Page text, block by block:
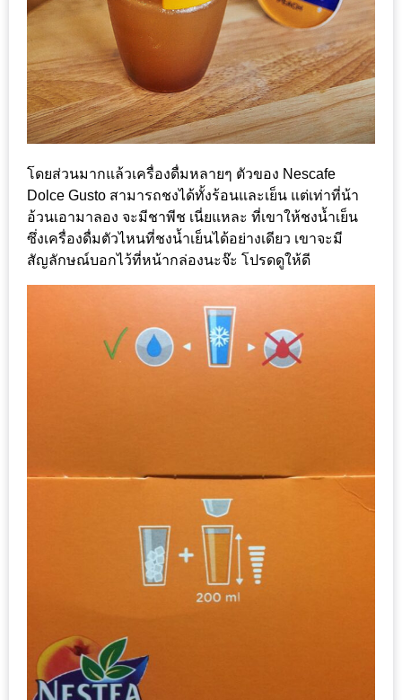
G7
PLUS
สมา
ร์ท
โฟน
ที่
เอาใจ
ขา
กิน
โดย
เฉพาะ
ไม่
บาน
ปลาย
โดยส่วนมากแล้วเครื่องดื่มหลายๆ ตัวของ Nescafe
Dolce Gusto สามารถชงได้ทั้งร้อนและเย็น แต่เท่าที่น้า
อ้วนเอามาลอง จะมีชาพีช เนี่ยแหละ ที่เขาให้ชงน้ำเย็น
ซึ่งเครื่องดื่มตัวไหนที่ชงน้ำเย็นได้อย่างเดียว เขาจะมี
สัญลักษณ์บอกไว้ที่หน้ากล่องนะจ๊ะ โปรดดูให้ดี